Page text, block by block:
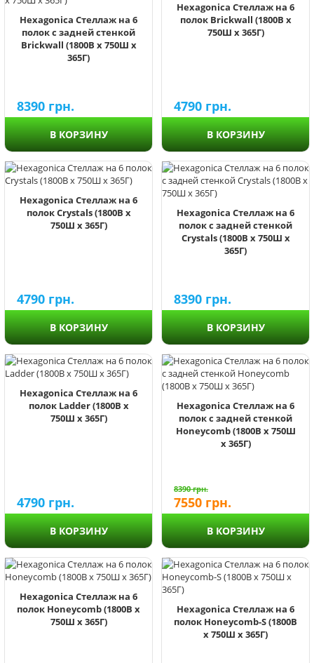
Hexagonica Стеллаж на 6
полок с задней стенкой
Brickwall (1800В х 750Ш х
365Г)
8390 грн.
В КОРЗИНУ
Hexagonica Стеллаж на 6
полок Brickwall (1800В х
750Ш х 365Г)
4790 грн.
В КОРЗИНУ
Hexagonica Стеллаж на 6
полок Crystals (1800В х
750Ш х 365Г)
4790 грн.
В КОРЗИНУ
Hexagonica Стеллаж на 6
полок с задней стенкой
Crystals (1800В х 750Ш х
365Г)
8390 грн.
В КОРЗИНУ
Hexagonica Стеллаж на 6
полок Ladder (1800В х
750Ш х 365Г)
4790 грн.
В КОРЗИНУ
Hexagonica Стеллаж на 6
полок с задней стенкой
Honeycomb (1800В х 750Ш
х 365Г)
8390грн.
7550 грн.
В КОРЗИНУ
Hexagonica Стеллаж на 6
полок Honeycomb (1800В х
750Ш х 365Г)
Hexagonica Стеллаж на 6
полок Honeycomb-S (1800В
х 750Ш х 365Г)